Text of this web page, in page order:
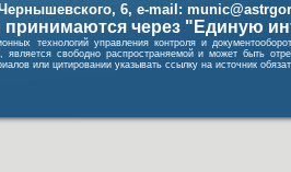
6, e-mail:
через "Единую
технологий управления контроля и
свободно распространяемой и может быть
или цитировании указывать ссылку на источник